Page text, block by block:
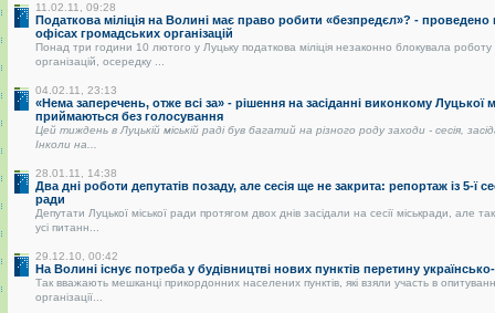
11.02.11, 09:28
Податкова міліція на Волині має право робити «безпредєл»? -
офісах громадських організацій
Понад три години 10 лютого у Луцьку податкова міліція незаконно блокувала
організацій, осередку ...
04.02.11, 23:13
«Нема заперечень, отже всі за» - рішення на засіданні виконкому Луцької
приймаються без голосування
Цей тиждень в Луцькій міській раді був багатий на різного роду заходи - сесія,
Інколи на...
28.01.11, 14:38
Два дні роботи депутатів позаду, але сесія ще не закрита: репортаж із 5-ї
ради
Депутати Луцької міської ради протягом двох днів засідали на сесії міськради, але
усі питанн...
29.12.10, 00:42
На Волині існує потреба у будівництві нових пунктів перетину
Так вважають мешканці прикордонних населених пунктів, які взяли участь в
організації...